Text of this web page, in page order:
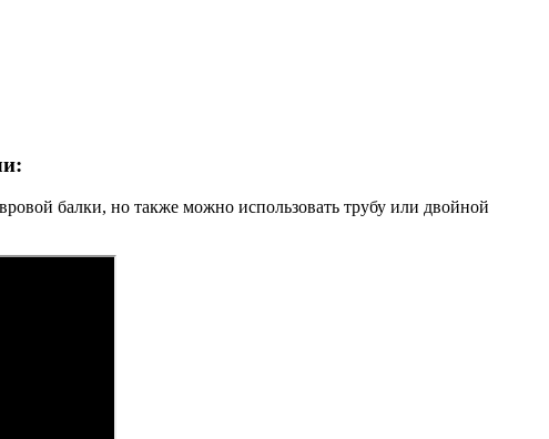
балки, но также можно использовать трубу или двойной